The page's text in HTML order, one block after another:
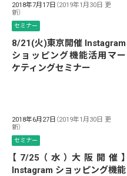
2018年7月17日 （2019年1月30日 更
新）
セミナー
8/21(火)東京開催 Instagram
ショッピング機能活用マー
ケティングセミナー
2018年6月27日 （2019年1月30日 更
新）
セミナー
【7/25（水）大阪開催】
Instagram ショッピング機能